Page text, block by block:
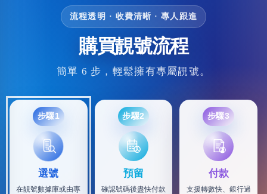
流程透明 · 收費清晰 · 專人跟進
購買靚號流程
簡單 6 步，輕鬆擁有專屬靚號。
步驟1
選號
在靚號數據庫或由專
步驟2
預留
確認號碼後盡快付款
步驟3
付款
支援轉數快、銀行過